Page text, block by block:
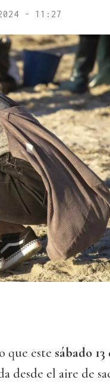
- 11:27
que este sábado 13
desde el aire de